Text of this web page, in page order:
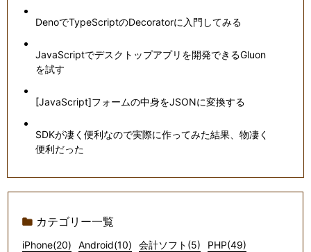
DenoでTypeScriptのDecoratorに入門してみる
JavaScriptでデスクトップアプリを開発できるGluon
を試す
[JavaScript]フォームの中身をJSONに変換する
SDKが凄く便利なので実際に作ってみた結果、物凄く
便利だった
カテゴリー一覧
iPhone(20) Android(10) 会計ソフト(5)
PHP(49)